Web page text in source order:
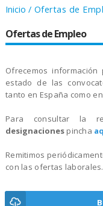
Inicio / Ofertas de
Ofertas de Empleo
Ofrecemos
estado de las
tanto en España como
Para consultar la
designacionespincha
Remitimos
con las ofertas laborales.